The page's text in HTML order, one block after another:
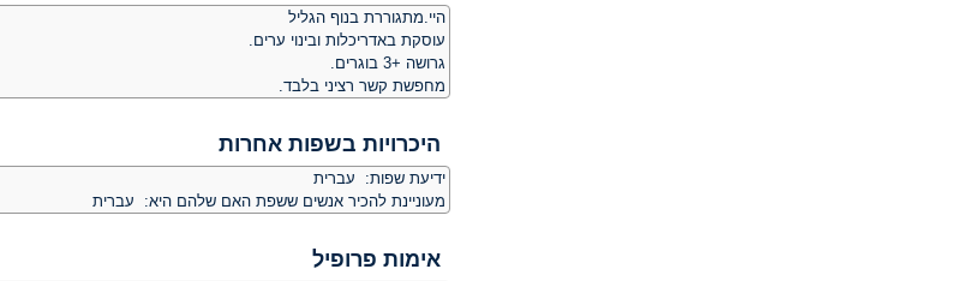
היי.מתגוררת בנוף הגליל
עוסקת באדריכלות ובינוי ערים.
גרושה +3 בוגרים.
מחפשת קשר רציני בלבד.
היכרויות בשפות אחרות
ידיעת שפות: עברית
מעוניינת להכיר אנשים ששפת האם שלהם היא: עברית
אימות פרופיל